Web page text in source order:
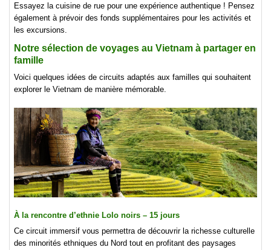
Essayez la cuisine de rue pour une expérience authentique ! Pensez
également à prévoir des fonds supplémentaires pour les activités et
les excursions.
Notre sélection de voyages au Vietnam à partager en
famille
Voici quelques idées de circuits adaptés aux familles qui souhaitent
explorer le Vietnam de manière mémorable.
À la rencontre d’ethnie Lolo noirs – 15 jours
Ce circuit immersif vous permettra de découvrir la richesse culturelle
des minorités ethniques du Nord tout en profitant des paysages